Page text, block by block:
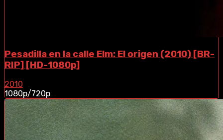
Pesadilla en la calle Elm: El origen (2010) [BR-
RIP] [HD-1080p]
2010
1080p/720p